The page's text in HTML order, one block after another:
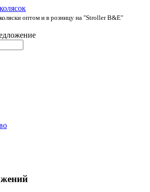
оптом и в розницу на "Stroller B&E"